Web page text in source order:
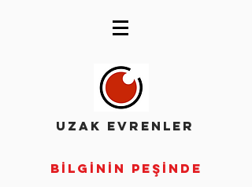
UZAK EVRENLER
Bİlgİnİn Peşİnde